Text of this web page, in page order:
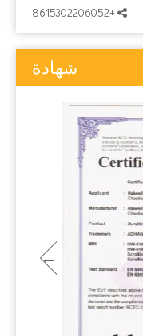

+8615302206052
شهادة